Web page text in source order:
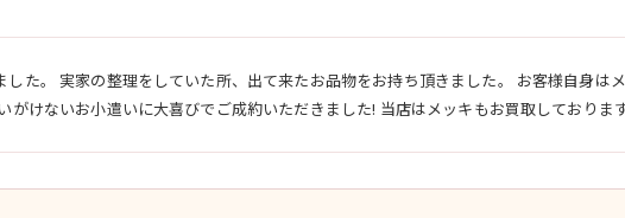
した。 実家の整理をしていた所、出て来たお品物をお持ち頂きました。 お客様自身は
がけないお小遣いに大喜びでご成約いただきました! 当店はメッキもお買取しており